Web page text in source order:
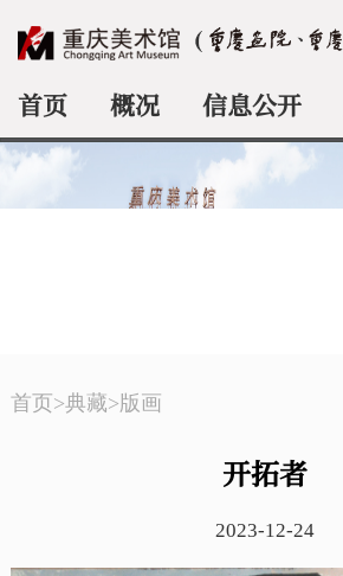
首页 概况 信息公开
首页>典藏> 版画
开拓者
2023-12-24